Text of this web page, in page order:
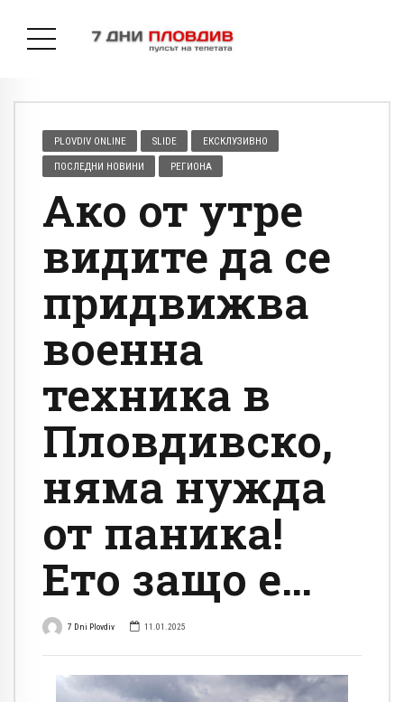
PLOVDIV ONLINE SLIDE ЕКСКЛУЗИВНО
ПОСЛЕДНИ НОВИНИ РЕГИОНА
Ако от утре
видите да се
придвижва
военна
техника в
Пловдивско,
няма нужда
от паника!
Ето защо е…
7 Dni Plovdiv 11.01.2025